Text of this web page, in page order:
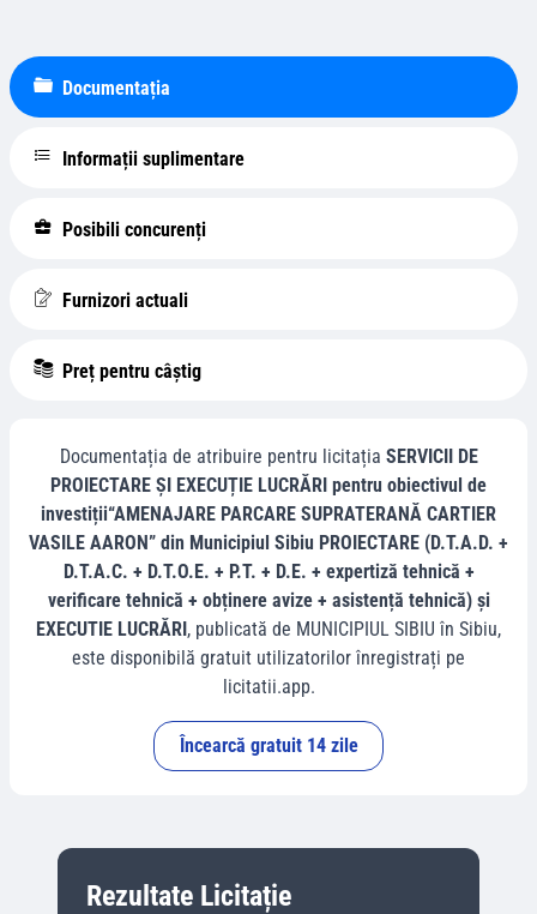
Documentația
Informații suplimentare
Posibili concurenți
Furnizori actuali
Preț pentru câștig
Documentația de atribuire pentru licitația SERVICII DE
PROIECTARE ȘI EXECUȚIE LUCRĂRI pentru obiectivul de
investiții“AMENAJARE PARCARE SUPRATERANĂ CARTIER
VASILE AARON” din Municipiul Sibiu PROIECTARE (D.T.A.D. +
D.T.A.C. + D.T.O.E. + P.T. + D.E. + expertiză tehnică +
verificare tehnică + obținere avize + asistență tehnică) și
EXECUTIE LUCRĂRI, publicată de MUNICIPIUL SIBIU în Sibiu,
este disponibilă gratuit utilizatorilor înregistrați pe
licitatii.app.
Încearcă gratuit 14 zile
Rezultate Licitație